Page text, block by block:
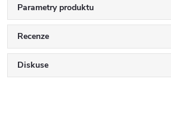
Parametry produktu
Recenze
Diskuse